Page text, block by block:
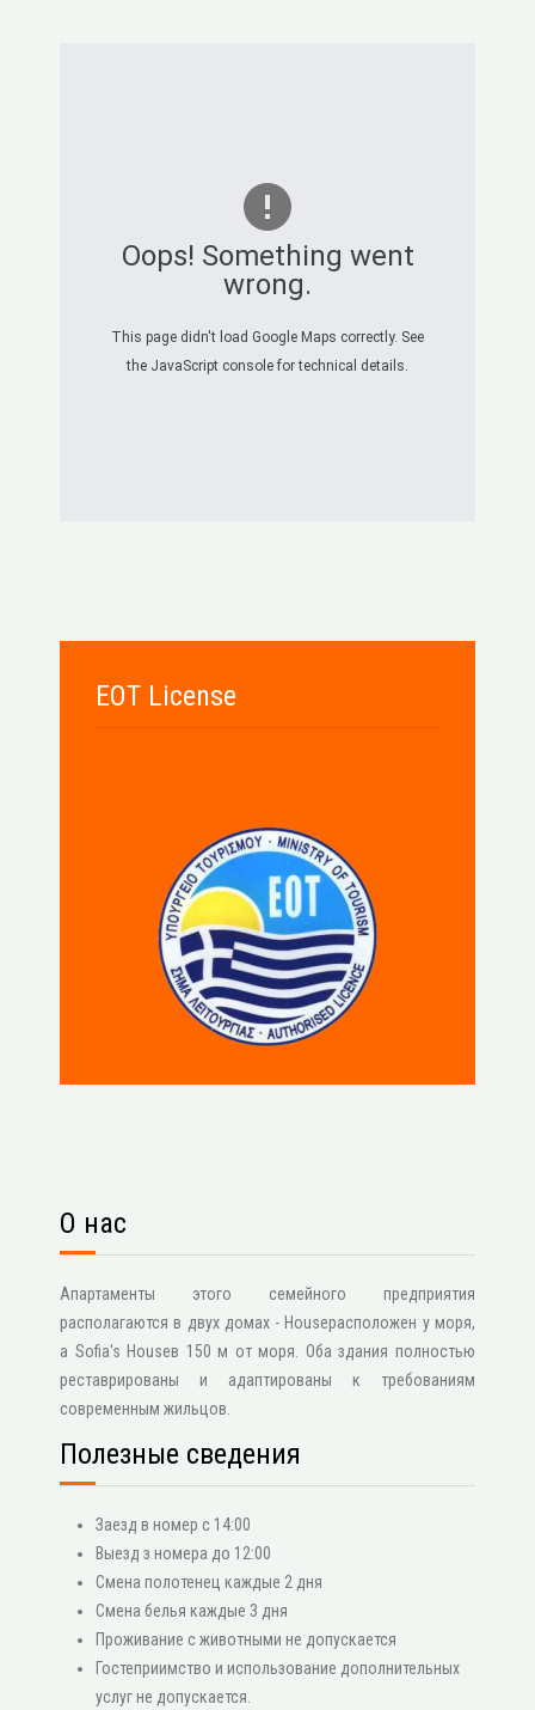
Oops! Something went
wrong.
This page didn't load Google Maps correctly. See
the JavaScript console for technical details.
EOT License
О нас
Апартаменты этого семейного предприятия
располагаются в двух домах - Houseрасположен у моря,
а Sofia's Houseв 150 м от моря. Оба здания полностью
реставрированы и адаптированы к требованиям
современным жильцов.
Полезные сведения
Заезд в номер с 14:00
Выезд з номера до 12:00
Смена полотенец каждые 2 дня
Смена белья каждые 3 дня
Проживание с животными не допускается
Гостеприимство и использование дополнительных
услуг не допускается.